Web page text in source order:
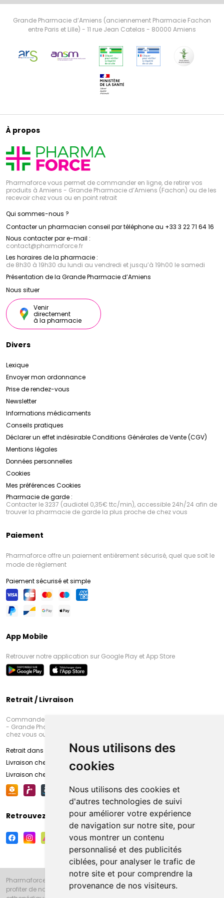
Nous utilisons des
cookies
Nous utilisons des cookies et
d'autres technologies de suivi
pour améliorer votre expérience
de navigation sur notre site, pour
vous montrer un contenu
personnalisé et des publicités
ciblées, pour analyser le trafic de
notre site et pour comprendre la
provenance de nos visiteurs.
apportent une réponse efficace aux différents maux
du pied.
Grande Pharmacie d’Amiens (anciennement Pharmacie Fachon
entre Paris et Lille) - 11 rue Jean Catelas - 80000 Amiens
À propos
Pharmaforce vous permet de commander en ligne, de retirer vos
produits à Amiens - Grande Pharmacie d’Amiens (Fachon) ou de les
recevoir chez vous ou en point retrait
Qui sommes-nous ?
Contacter un pharmacien conseil par téléphone au +33 3 22 71 64 16
Nous contacter par e-mail :
contact@pharmaforce.fr
Les horaires de la pharmacie :
de 8h30 à 19h30 du lundi au vendredi et jusqu’à 19h00 le samedi
Présentation de la Grande Pharmacie d’Amiens
Nous situer
Venir
directement
à la pharmacie
Divers
Lexique
Envoyer mon ordonnance
Prise de rendez-vous
Newsletter
Informations médicaments
Conseils pratiques
Déclarer un effet indésirableConditions Générales de Vente (CGV)
Mentions légales
Données personnelles
Cookies
Mes préférences Cookies
Pharmacie de garde :
Contacter le 3237 (audiotel 0,35€ ttc/min), accessible 24h/24 afin de
trouver la pharmacie de garde la plus proche de chez vous
Paiement
Pharmaforce offre un paiement entièrement sécurisé, quel que soit le
mode de règlement
Paiement sécurisé et simple
App Mobile
Retrouver notre application sur Google Play et App Store
Retrait / Livraison
Commandez en ligne et venez chercher votre commande à Amiens
- Grande Pharmacie d’Amiens (Fachon) ou recevez-là rapidement
chez vous ou en point retrait
Retrait dans la pharmacie d’Amiens
Livraison chez vous
Livraison chez votre commerçant
Retrouvez-nous sur vos réseaux sociaux
Pharmaforce.fr et la Grande Pharmacie d’Amiens vous souhaitent de
profiter de notre accueil, de nos conseils pharmaceutiques,